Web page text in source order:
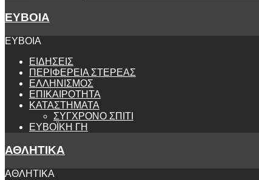
ΕΥΒΟΙΑ
ΕΥΒΟΙΑ
ΕΙΔΗΣΕΙΣ
ΠΕΡΙΦΕΡΕΙΑ ΣΤΕΡΕΑΣ
ΕΛΛΗΝΙΣΜΟΣ
ΕΠΙΚΑΙΡΟΤΗΤΑ
ΚΑΤΑΣΤΗΜΑΤΑ
ΣΥΓΧΡΟΝΟ ΣΠΙΤΙ
ΕΥΒΟΪΚΗ ΓΗ
ΑΘΛΗΤΙΚΑ
ΑΘΛΗΤΙΚΑ